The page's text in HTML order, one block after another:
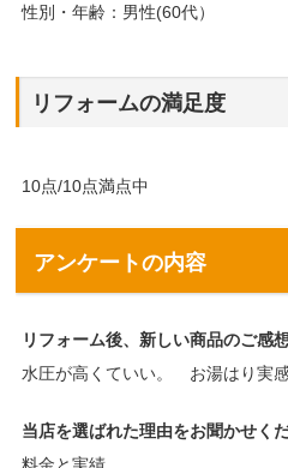
性別・年齢：男性(60代）
リフォームの満足度
10点/10点満点中
アンケートの内容
リフォーム後、新しい商品のご感
水圧が高くていい。 お湯はり実
当店を選ばれた理由をお聞かせくだ